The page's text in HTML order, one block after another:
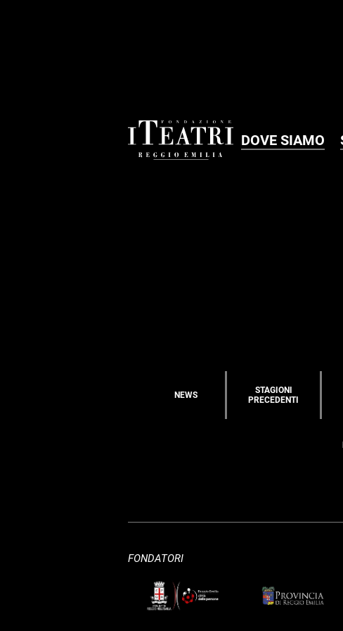
DOVE SIAMO
NEWS
STAGIONI
PRECEDENTI
FONDATORI